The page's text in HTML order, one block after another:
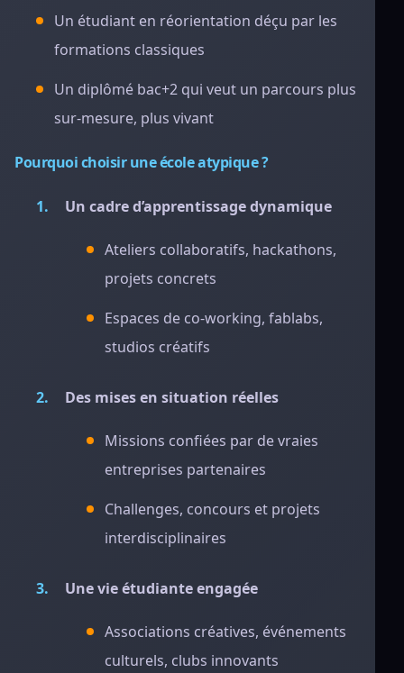
Un étudiant en réorientation déçu par les
formations classiques
Un diplômé bac+2 qui veut un parcours plus
sur-mesure, plus vivant
Pourquoi choisir une école atypique ?
Un cadre d’apprentissage dynamique
Ateliers collaboratifs, hackathons,
projets concrets
Espaces de co-working, fablabs,
studios créatifs
Des mises en situation réelles
Missions confiées par de vraies
entreprises partenaires
Challenges, concours et projets
interdisciplinaires
Une vie étudiante engagée
Associations créatives, événements
culturels, clubs innovants